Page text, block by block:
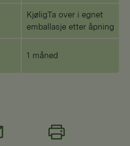
KjøligTa over i egnet
emballasje etter åpning
1 måned